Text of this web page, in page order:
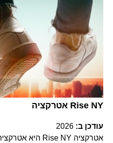
אטרקציה Rise NY
עודכן ב: 2026